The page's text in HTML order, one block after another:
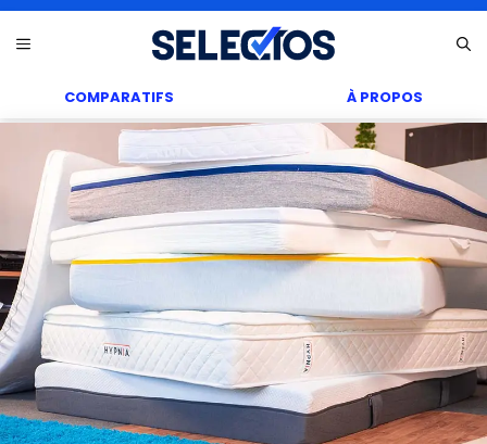
au Menu
COMPARATIFS À PROPOS